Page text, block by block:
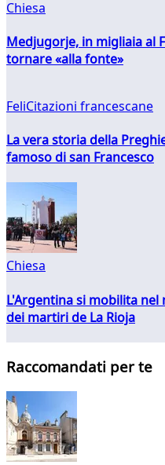
Chiesa
Medjugorje, in migliaia al
tornare «alla fonte»
FeliCitazioni francescane
La vera storia della
famoso di san Francesco
Chiesa
L'Argentina si mobilita nel
dei martiri de La Rioja
Raccomandati per te